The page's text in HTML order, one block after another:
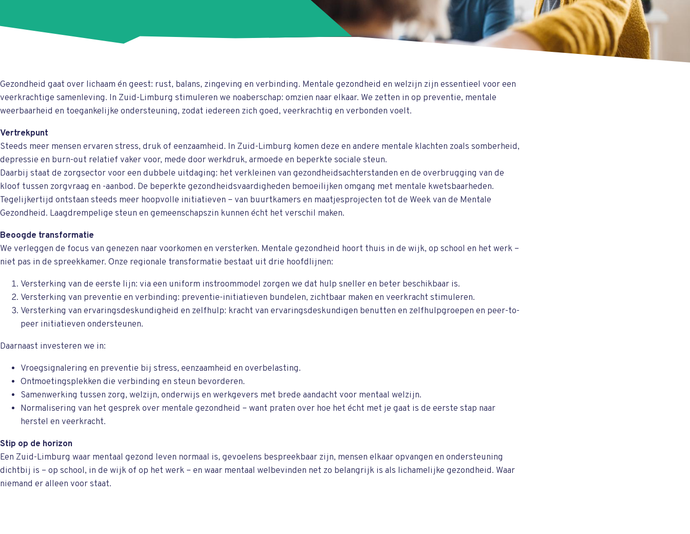
Gezondheid gaat over lichaam én geest: rust, balans, zingeving en verbinding. Mentale gezondheid en welzijn zijn essentieel voor een
veerkrachtige samenleving. In Zuid-Limburg stimuleren we noaberschap: omzien naar elkaar. We zetten in op preventie, mentale
weerbaarheid en toegankelijke ondersteuning, zodat iedereen zich goed, veerkrachtig en verbonden voelt.
Vertrekpunt
Steeds meer mensen ervaren stress, druk of eenzaamheid. In Zuid-Limburg komen deze en andere mentale klachten zoals somberheid,
depressie en burn-out relatief vaker voor, mede door werkdruk, armoede en beperkte sociale steun.
Daarbij staat de zorgsector voor een dubbele uitdaging: het verkleinen van gezondheidsachterstanden en de overbrugging van de
kloof tussen zorgvraag en -aanbod. De beperkte gezondheidsvaardigheden bemoeilijken omgang met mentale kwetsbaarheden.
Tegelijkertijd ontstaan steeds meer hoopvolle initiatieven – van buurtkamers en maatjesprojecten tot de Week van de Mentale
Gezondheid. Laagdrempelige steun en gemeenschapszin kunnen écht het verschil maken.
Beoogde transformatie
We verleggen de focus van genezen naar voorkomen en versterken. Mentale gezondheid hoort thuis in de wijk, op school en het werk –
niet pas in de spreekkamer. Onze regionale transformatie bestaat uit drie hoofdlijnen:
Versterking van de eerste lijn: via een uniform instroommodel zorgen we dat hulp sneller en beter beschikbaar is.
Versterking van preventie en verbinding: preventie-initiatieven bundelen, zichtbaar maken en veerkracht stimuleren.
Versterking van ervaringsdeskundigheid en zelfhulp: kracht van ervaringsdeskundigen benutten en zelfhulpgroepen en peer-to-
peer initiatieven ondersteunen.
Daarnaast investeren we in:
Vroegsignalering en preventie bij stress, eenzaamheid en overbelasting.
Ontmoetingsplekken die verbinding en steun bevorderen.
Samenwerking tussen zorg, welzijn, onderwijs en werkgevers met brede aandacht voor mentaal welzijn.
Normalisering van het gesprek over mentale gezondheid – want praten over hoe het écht met je gaat is de eerste stap naar
herstel en veerkracht.
Stip op de horizon
Een Zuid-Limburg waar mentaal gezond leven normaal is, gevoelens bespreekbaar zijn, mensen elkaar opvangen en ondersteuning
dichtbij is – op school, in de wijk of op het werk – en waar mentaal welbevinden net zo belangrijk is als lichamelijke gezondheid. Waar
niemand er alleen voor staat.